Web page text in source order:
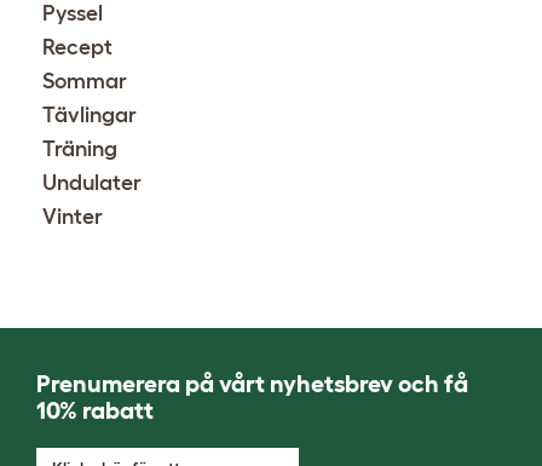
Pyssel
Recept
Sommar
Tävlingar
Träning
Undulater
Vinter
Prenumerera på vårt nyhetsbrev och få
10% rabatt